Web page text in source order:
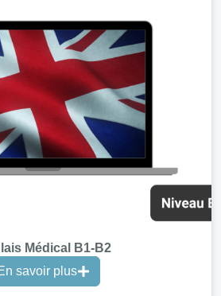
Médical B1-B2
savoir plus